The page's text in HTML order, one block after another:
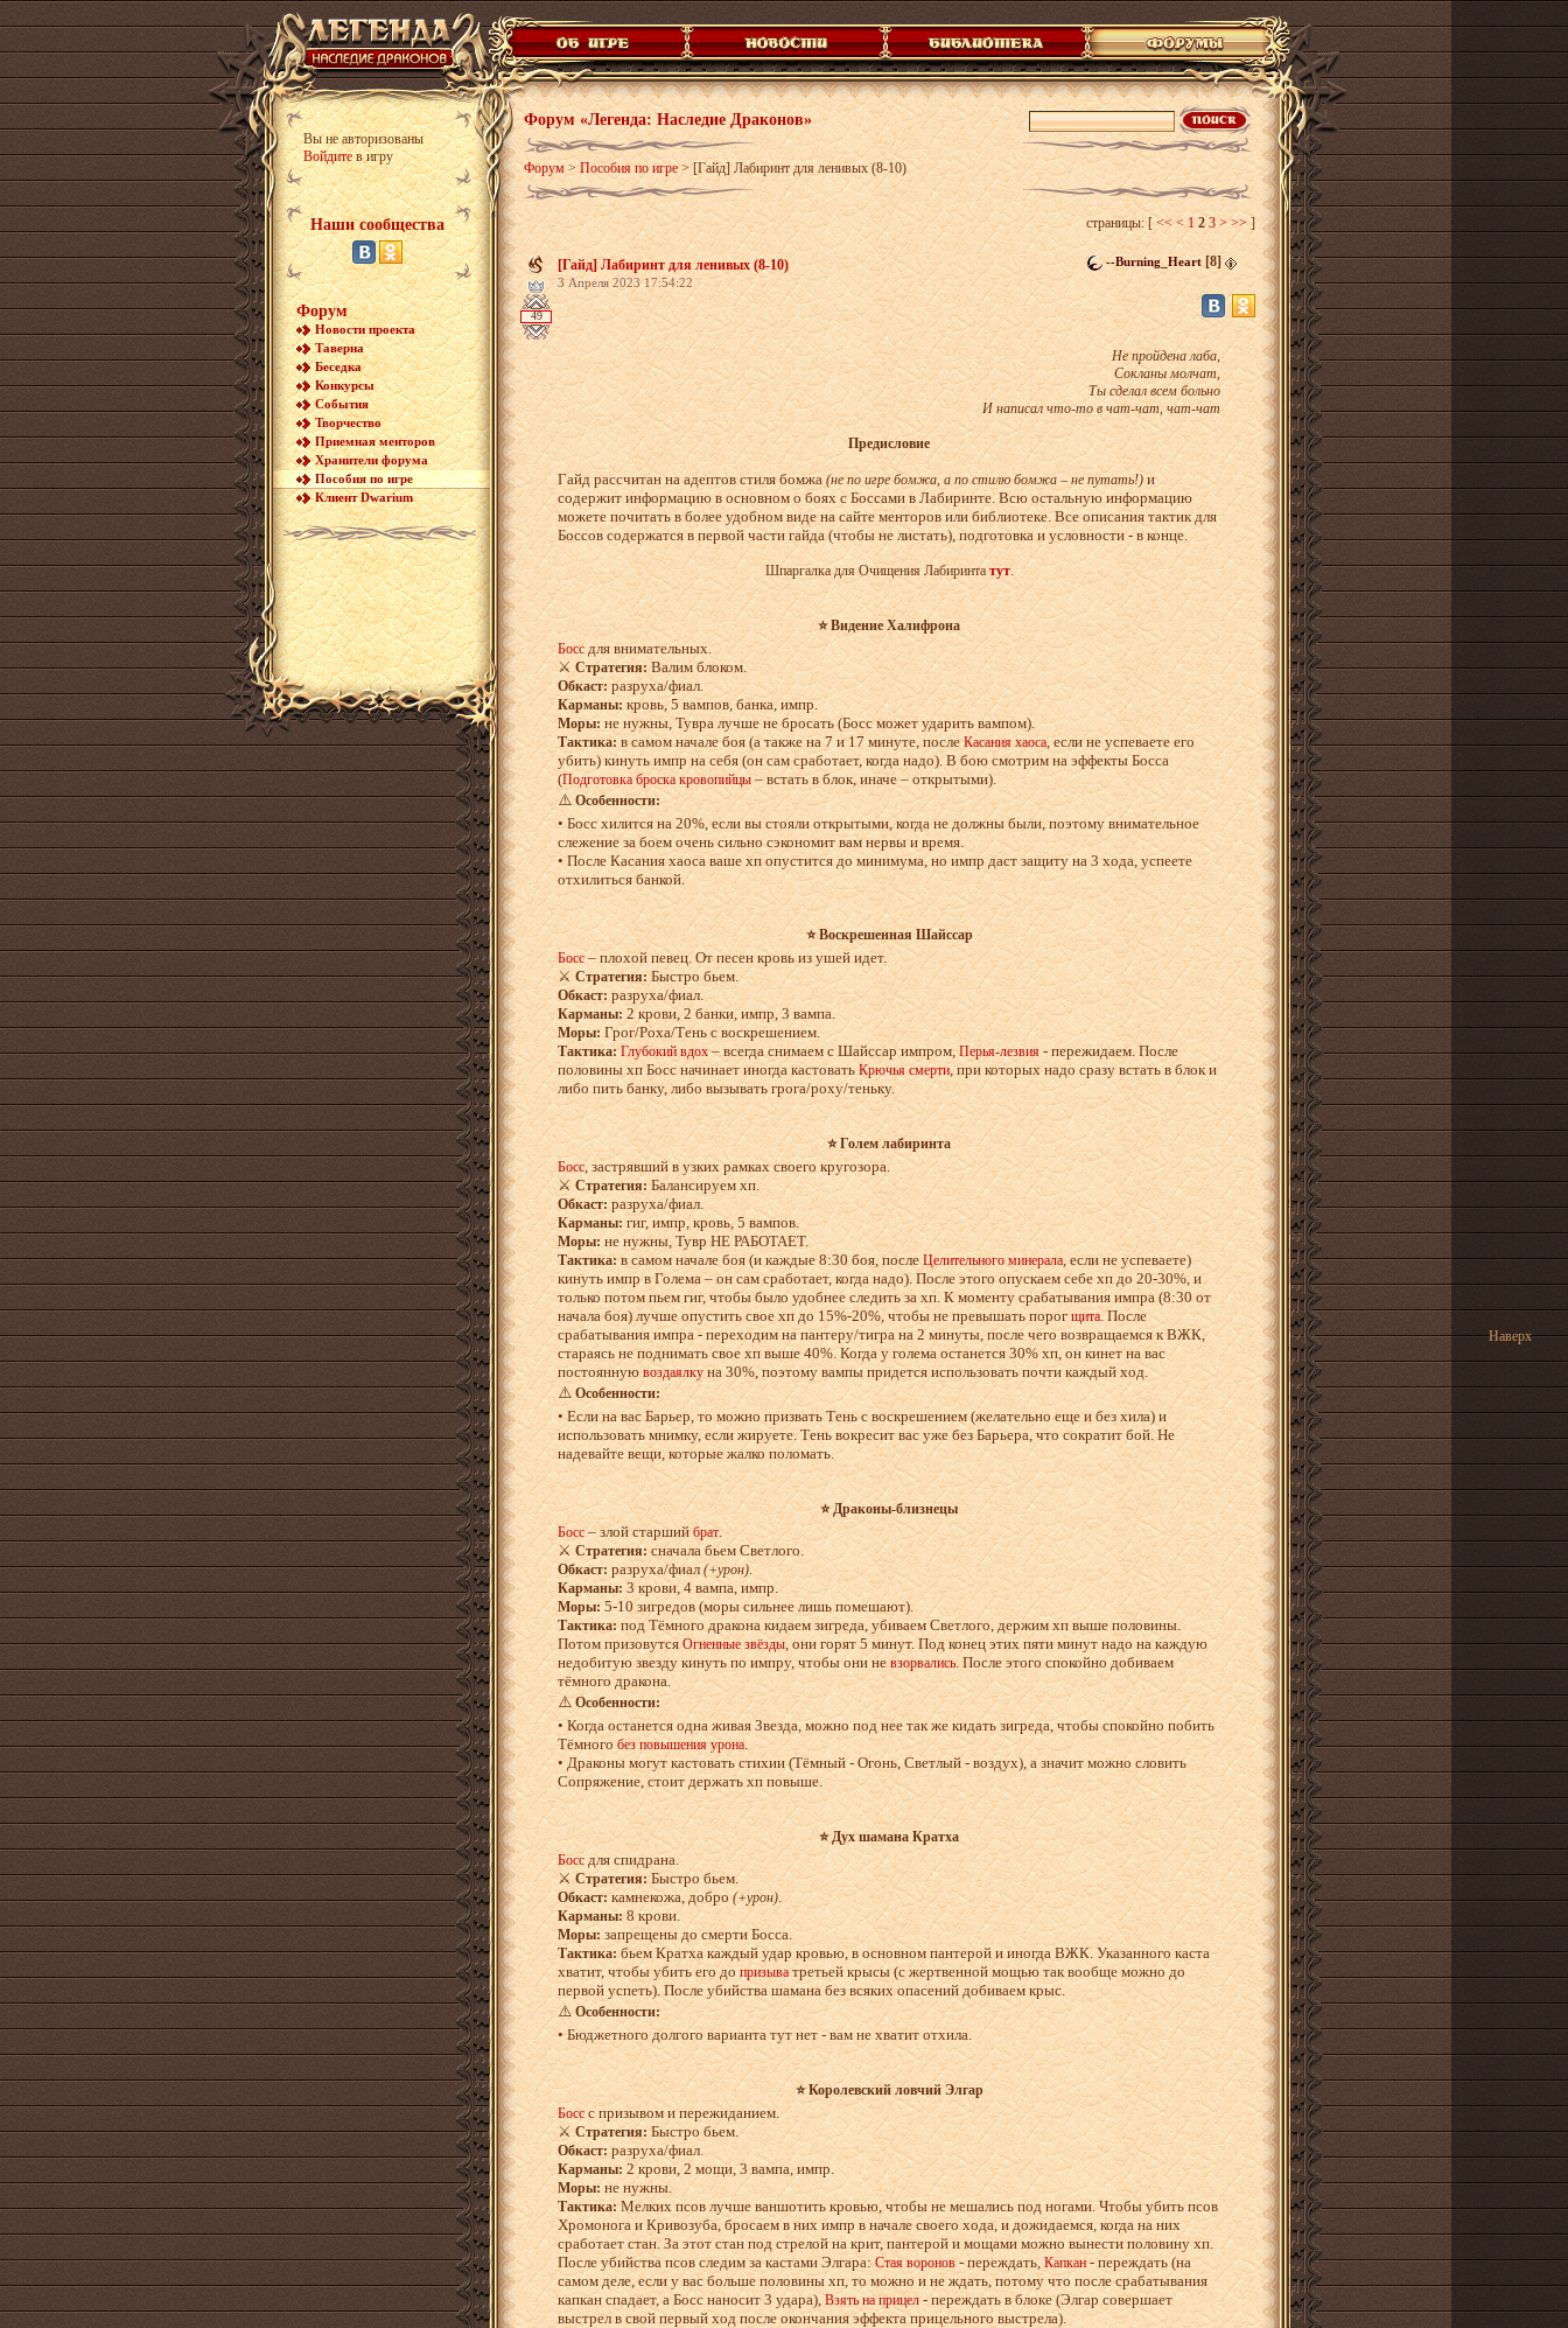
Вы не авторизованы
Войдитев игру
Наши сообщества
Форум
Новости проекта
Таверна
Беседка
Конкурсы
События
Творчество
Приемная менторов
Хранители форума
Пособия по игре
Клиент Dwarium
Форум «Легенда: Наследие Драконов»
Форум > Пособия по игре > [Гайд] Лабиринт для ленивых (8-10)
страницы:[<< < 1 2 3 > >>]
[Гайд] Лабиринт для ленивых (8-10) --Burning_Heart [8]
49
3 Апреля 2023 17:54:22
Не пройдена лаба,
Сокланы молчат,
Ты сделал всем больно
И написал что-то в чат-чат, чат-чат
Предисловие
Гайд рассчитан на адептов стиля бомжа(не по игре бомжа, а по стилю бомжа – не путать!)и
содержит информацию в основном о боях с Боссами в Лабиринте. Всю остальную информацию
можете почитать в более удобном виде на сайте менторов или библиотеке. Все описания тактик для
Боссов содержатся в первой части гайда (чтобы не листать), подготовка и условности - в конце.
Шпаргалка для Очищения Лабиринтатут.
⭐ Видение Халифрона
Боссдля внимательных.
⚔️Стратегия:Валим блоком.
Обкаст:разруха/фиал.
Карманы:кровь, 5 вампов, банка, импр.
Моры:не нужны, Тувра лучше не бросать (Босс может ударить вампом).
Тактика:в самом начале боя (а также на 7 и 17 минуте, послеКасания хаоса, если не успеваете его
убить) кинуть импр на себя (он сам сработает, когда надо). В бою смотрим на эффекты Босса
(Подготовка броска кровопийцы– встать в блок, иначе – открытыми).
⚠️Особенности:
• Босс хилится на 20%, если вы стояли открытыми, когда не должны были, поэтому внимательное
слежение за боем очень сильно сэкономит вам нервы и время.
• После Касания хаоса ваше хп опустится до минимума, но импр даст защиту на 3 хода, успеете
отхилиться банкой.
⭐ Воскрешенная Шайссар
Босс– плохой певец. От песен кровь из ушей идет.
⚔️Стратегия:Быстро бьем.
Обкаст:разруха/фиал.
Карманы:2 крови, 2 банки, импр, 3 вампа.
Моры:Грог/Роха/Тень с воскрешением.
Тактика: Глубокий вдох– всегда снимаем с Шайссар импром,Перья-лезвия- пережидаем. После
половины хп Босс начинает иногда кастоватьКрючья смерти, при которых надо сразу встать в блок и
либо пить банку, либо вызывать грога/роху/теньку.
⭐ Голем лабиринта
Босс, застрявший в узких рамках своего кругозора.
⚔️Стратегия:Балансируем хп.
Обкаст:разруха/фиал.
Карманы:гиг, импр, кровь, 5 вампов.
Моры:не нужны, Тувр НЕ РАБОТАЕТ.
Тактика:в самом начале боя (и каждые 8:30 боя, послеЦелительного минерала, если не успеваете)
кинуть импр в Голема – он сам сработает, когда надо). После этого опускаем себе хп до 20-30%, и
только потом пьем гиг, чтобы было удобнее следить за хп. К моменту срабатывания импра (8:30 от
начала боя) лучше опустить свое хп до 15%-20%, чтобы не превышать порогщита. После
срабатывания импра - переходим на пантеру/тигра на 2 минуты, после чего возвращаемся к ВЖК,
стараясь не поднимать свое хп выше 40%. Когда у голема останется 30% хп, он кинет на вас
постояннуювоздаялкуна 30%, поэтому вампы придется использовать почти каждый ход.
⚠️Особенности:
• Если на вас Барьер, то можно призвать Тень с воскрешением (желательно еще и без хила) и
использовать мнимку, если жируете. Тень вокресит вас уже без Барьера, что сократит бой. Не
надевайте вещи, которые жалко поломать.
⭐ Драконы-близнецы
Босс– злой старшийбрат.
⚔️Стратегия:сначала бьем Светлого.
Обкаст:разруха/фиал(+урон).
Карманы:3 крови, 4 вампа, импр.
Моры:5-10 зигредов (моры сильнее лишь помешают).
Тактика:под Тёмного дракона кидаем зигреда, убиваем Светлого, держим хп выше половины.
Потом призовутсяОгненные звёзды, они горят 5 минут. Под конец этих пяти минут надо на каждую
недобитую звезду кинуть по импру, чтобы они невзорвались. После этого спокойно добиваем
тёмного дракона.
⚠️Особенности:
• Когда останется одна живая Звезда, можно под нее так же кидать зигреда, чтобы спокойно побить
Тёмногобез повышения урона.
• Драконы могут кастовать стихии (Тёмный - Огонь, Светлый - воздух), а значит можно словить
Сопряжение, стоит держать хп повыше.
⭐ Дух шамана Кратха
Боссдля спидрана.
⚔️Стратегия:Быстро бьем.
Обкаст:камнекожа, добро(+урон).
Карманы:8 крови.
Моры:запрещены до смерти Босса.
Тактика:бьем Кратха каждый удар кровью, в основном пантерой и иногда ВЖК. Указанного каста
хватит, чтобы убить его до призыватретьей крысы (с жертвенной мощью так вообще можно до
первой успеть). После убийства шамана без всяких опасений добиваем крыс.
⚠️Особенности:
• Бюджетного долгого варианта тут нет - вам не хватит отхила.
⭐ Королевский ловчий Элгар
Боссс призывом и пережиданием.
⚔️Стратегия:Быстро бьем.
Обкаст:разруха/фиал.
Карманы:2 крови, 2 мощи, 3 вампа, импр.
Моры:не нужны.
Тактика:Мелких псов лучше ваншотить кровью, чтобы не мешались под ногами. Чтобы убить псов
Хромонога и Кривозуба, бросаем в них импр в начале своего хода, и дожидаемся, когда на них
сработает стан. За этот стан под стрелой на крит, пантерой и мощами можно вынести половину хп.
После убийства псов следим за кастами Элгара:Стая воронов- переждать,Капкан- переждать (на
самом деле, если у вас больше половины хп, то можно и не ждать, потому что после срабатывания
капкан спадает, а Босс наносит 3 удара),Взять на прицел- переждать в блоке (Элгар совершает
выстрел в свой первый ход после окончания эффекта прицельного выстрела).
Наверх